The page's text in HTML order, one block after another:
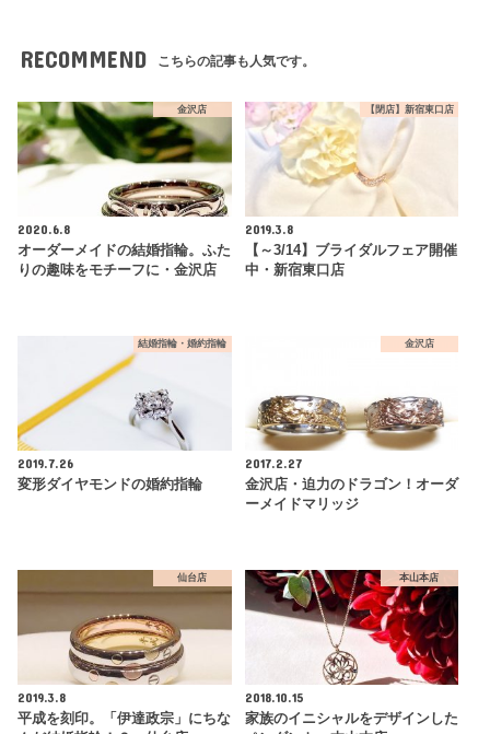
RECOMMEND こちらの記事も人気です。
金沢店
2020.6.8
オーダーメイドの結婚指輪。ふた
りの趣味をモチーフに・金沢店
【閉店】新宿東口店
2019.3.8
【～3/14】ブライダルフェア開催
中・新宿東口店
結婚指輪・婚約指輪
2019.7.26
変形ダイヤモンドの婚約指輪
金沢店
2017.2.27
金沢店・迫力のドラゴン！オーダ
ーメイドマリッジ
仙台店
2019.3.8
平成を刻印。「伊達政宗」にちな
本山本店
2018.10.15
家族のイニシャルをデザインした